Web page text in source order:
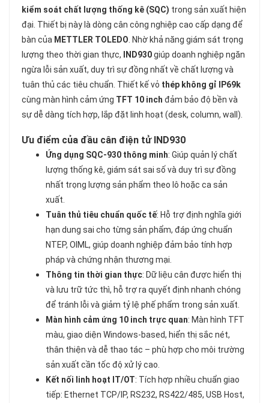
kiểm soát chất lượng thống kê (SQC) trong sản xuất hiện
đại. Thiết bị này là dòng cân công nghiệp cao cấp dạng để
bàn của METTLER TOLEDO . Nhờ khả năng giám sát trọng
lượng theo thời gian thực,
IND930giúp doanh nghiệp ngăn
ngừa lỗi sản xuất, duy trì sự đồng nhất về chất lượng và
tuân thủ các tiêu chuẩn. Thiết kế vỏ thép không gỉ IP69k
cùng màn hình cảm ứng TFT 10 inch đảm bảo độ bền và
sự dễ dàng tích hợp, lắp đặt linh hoạt (desk, column, wall).
Ưu điểm của đầu cân điện tử IND930
Ứng dụng SQC-930 thông minh: Giúp quản lý chất
lượng thống kê, giám sát sai số và duy trì sự đồng
nhất trọng lượng sản phẩm theo lô hoặc ca sản
xuất.
Tuân thủ tiêu chuẩn quốc tế: Hỗ trợ định nghĩa giới
hạn dung sai cho từng sản phẩm, đáp ứng chuẩn
NTEP, OIML, giúp doanh nghiệp đảm bảo tính hợp
pháp và chứng nhận thương mại.
Thông tin thời gian thực: Dữ liệu cân được hiển thị
và lưu trữ tức thì, hỗ trợ ra quyết định nhanh chóng
để tránh lỗi và giảm tỷ lệ phế phẩm trong sản xuất.
Màn hình cảm ứng 10 inch trực quan: Màn hình TFT
màu, giao diện Windows-based, hiển thị sắc nét,
thân thiện và dễ thao tác – phù hợp cho môi trường
sản xuất cần tốc độ xử lý cao.
Kết nối linh hoạt IT/OT: Tích hợp nhiều chuẩn giao
tiếp: Ethernet TCP/IP, RS232, RS422/485, USB Host,